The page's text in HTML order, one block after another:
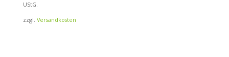
UStG.
zzgl. Versandkosten